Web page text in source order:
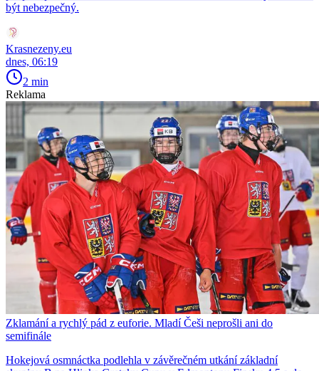
být nebezpečný.
Krasnezeny.eu
dnes, 06:19
2 min
Reklama
Zklamání a rychlý pád z euforie. Mladí Češi neprošli ani do
semifinále
Hokejová osmnáctka podlehla v závěrečném utkání základní